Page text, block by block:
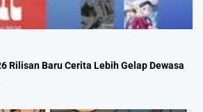
Rilisan Baru Cerita Lebih Gelap Dewasa